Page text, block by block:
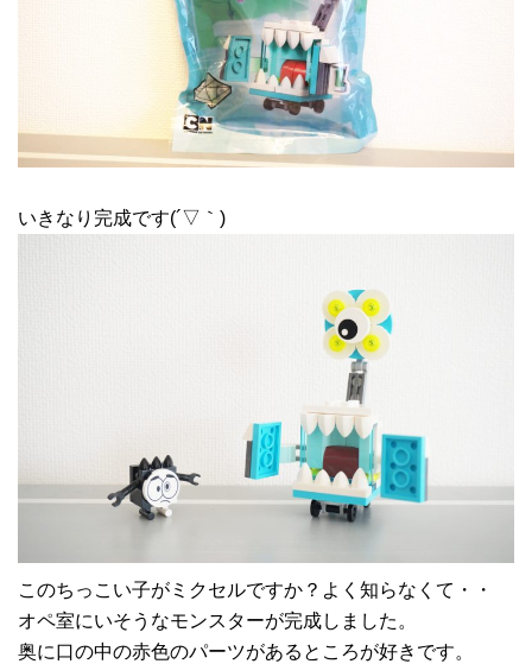
いきなり完成です(´▽｀)
このちっこい子がミクセルですか？よく知らなくて・・
オペ室にいそうなモンスターが完成しました。
奥に口の中の赤色のパーツがあるところが好きです。